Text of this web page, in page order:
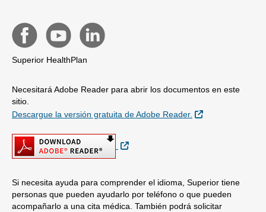
Superior HealthPlan
Necesitará Adobe Reader para abrir los documentos en este
sitio.
Descargue la versión gratuita de Adobe Reader.
Sitio Externo
Sitio Externo
Si necesita ayuda para comprender el idioma, Superior tiene
personas que pueden ayudarlo por teléfono o que pueden
acompañarlo a una cita médica. También podrá solicitar